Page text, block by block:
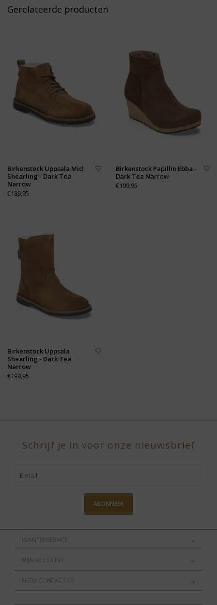
Gerelateerde producten
Birkenstock Uppsala Mid
Shearling - Dark Tea
Narrow
€189,95
Birkenstock Papillio Ebba -
Dark Tea Narrow
€199,95
Birkenstock Uppsala
Shearling - Dark Tea
Narrow
€199,95
Schrijf je in voor onze nieuwsbrief
ABONNEER
KLANTENSERVICE
MIJN ACCOUNT
NEEM CONTACT OP